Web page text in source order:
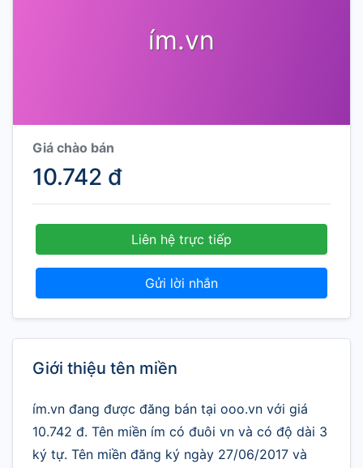
ím.vn
Giá chào bán
10.742 đ
Liên hệ trực tiếp
Gửi lời nhắn
Giới thiệu tên miền
ím.vn đang được đăng bán tại ooo.vn với giá
10.742 đ. Tên miền ím có đuôi vn và có độ dài 3
ký tự. Tên miền đăng ký ngày 27/06/2017 và